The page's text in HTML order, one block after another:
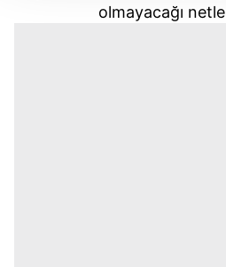
takdirde, kullanıcılara hedefli
olmayacağı